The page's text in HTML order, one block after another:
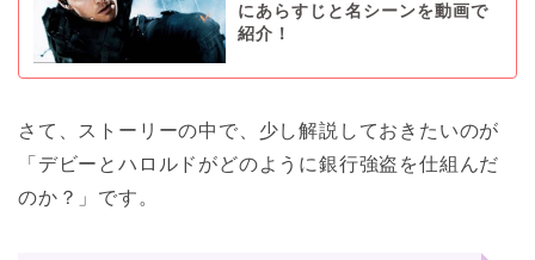
にあらすじと名シーンを動画で
紹介！
さて、ストーリーの中で、少し解説しておきたいのが
「デビーとハロルドがどのように銀行強盗を仕組んだ
のか？」です。